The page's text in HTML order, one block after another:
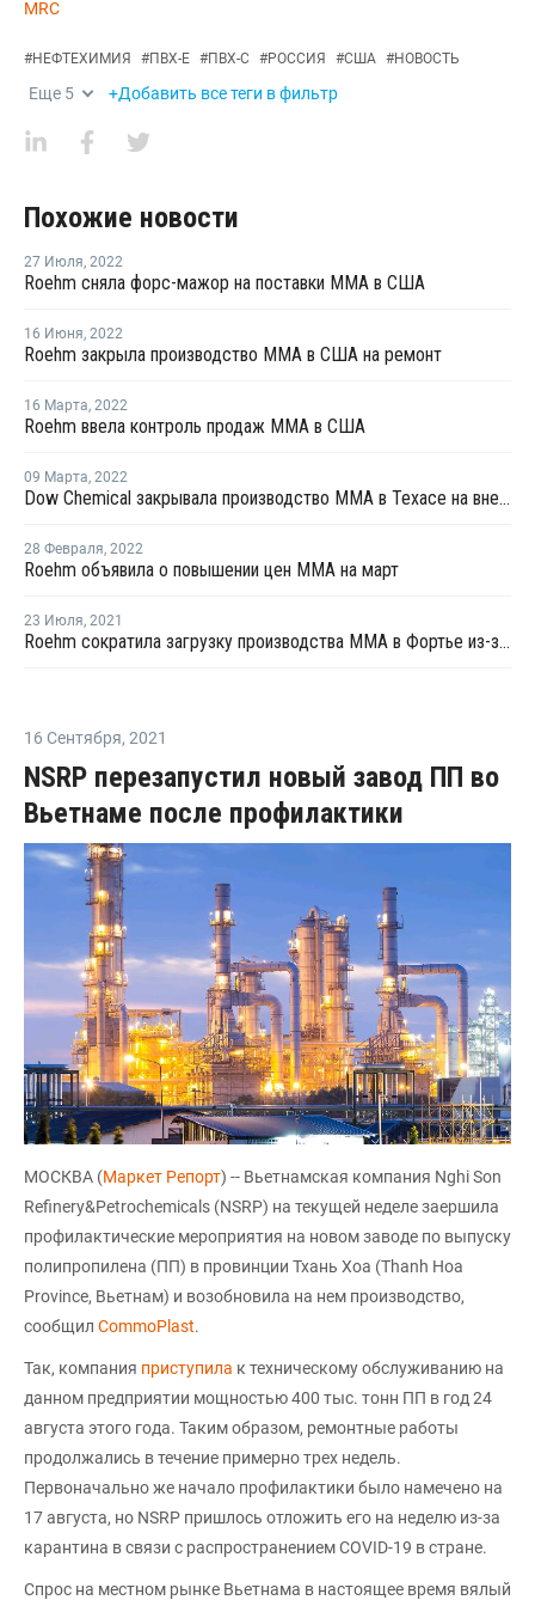
MRC
#НЕФТЕХИМИЯ #ПВХ-Е #ПВХ-С #РОССИЯ #США #НОВОСТЬ
Еще 5 +Добавить все теги в фильтр
Похожие новости
27 Июля, 2022
Roehm сняла форс-мажор на поставки ММА в США
16 Июня, 2022
Roehm закрыла производство ММА в США на ремонт
16 Марта, 2022
Roehm ввела контроль продаж ММА в США
09 Марта, 2022
Dow Chemical закрывала производство ММА в Техасе на внеплановый ремонт
28 Февраля, 2022
Roehm объявила о повышении цен MMA на март
23 Июля, 2021
Roehm сократила загрузку производства ММА в Фортье из-за нехватки сырья
16 Сентября, 2021
NSRP перезапустил новый завод ПП во
Вьетнаме после профилактики
МОСКВА (Маркет Репорт) -- Вьетнамская компания Nghi Son
Refinery&Petrochemicals (NSRP) на текущей неделе заершила
профилактические мероприятия на новом заводе по выпуску
полипропилена (ПП) в провинции Тхань Хоа (Thanh Hoa
Province, Вьетнам) и возобновила на нем производство,
сообщил CommoPlast.
Так, компания приступила к техническому обслуживанию на
данном предприятии мощностью 400 тыс. тонн ПП в год 24
августа этого года. Таким образом, ремонтные работы
продолжались в течение примерно трех недель.
Первоначально же начало профилактики было намечено на
17 августа, но NSRP пришлось отложить его на неделю из-за
карантина в связи с распространением COVID-19 в стране.
Спрос на местном рынке Вьетнама в настоящее время вялый